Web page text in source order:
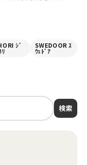
ｼﾞ
ﾘ
SWEDOOR ｽ
ｳｪﾄﾞｱ
検索